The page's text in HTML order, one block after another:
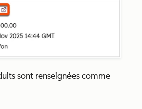
sont renseignées comme